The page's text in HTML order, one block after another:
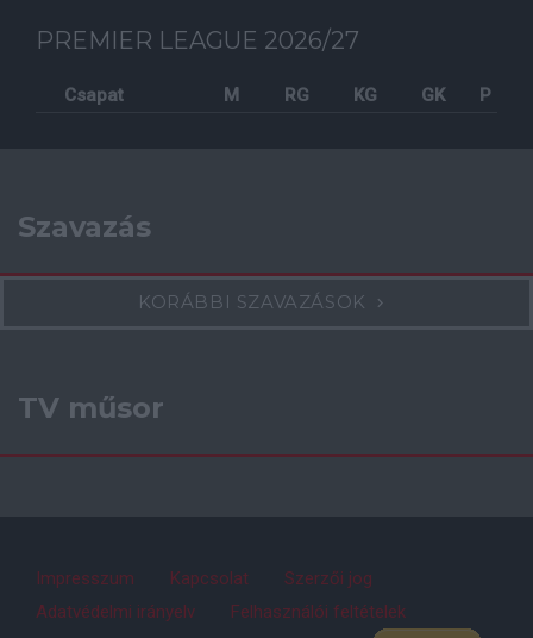
PREMIER LEAGUE 2026/27
Csapat M RG KG GK P
Szavazás
KORÁBBI SZAVAZÁSOK
TV műsor
Impresszum Kapcsolat
Szerzői jog
Adatvédelmi irányelv
Felhasználói feltételek